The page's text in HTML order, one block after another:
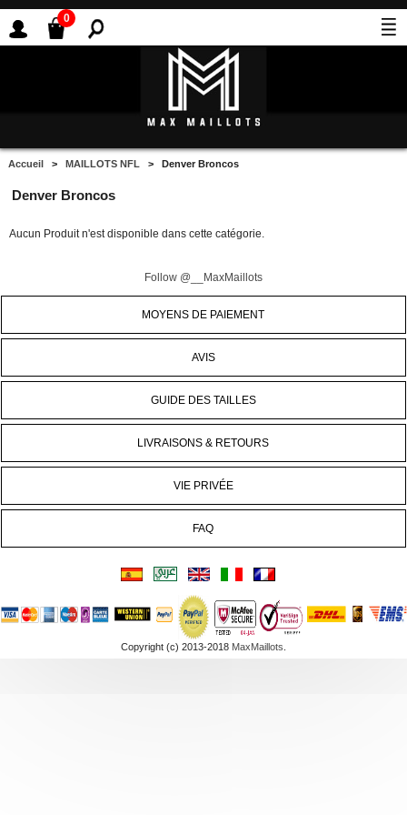
0
Accueil >MAILLOTS NFL > Denver Broncos
Denver Broncos
Aucun Produit n'est disponible dans cette catégorie.
Follow @__MaxMaillots
MOYENS DE PAIEMENT
AVIS
GUIDE DES TAILLES
LIVRAISONS & RETOURS
VIE PRIVÉE
FAQ
Copyright (c) 2013-2018 MaxMaillots